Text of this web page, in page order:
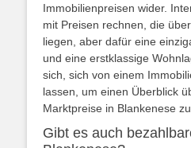
Immobilienpreisen wider.
mit Preisen rechnen, die
liegen, aber dafür eine
und eine erstklassige
sich, sich von einem
lassen, um einen Überblick
Marktpreise in Blankenese
Gibt es auch